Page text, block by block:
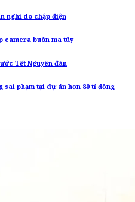
nghi do chập điện
camera buôn ma túy
Tết Nguyên đán
phạm tại dự án hơn 80 tỉ đồng